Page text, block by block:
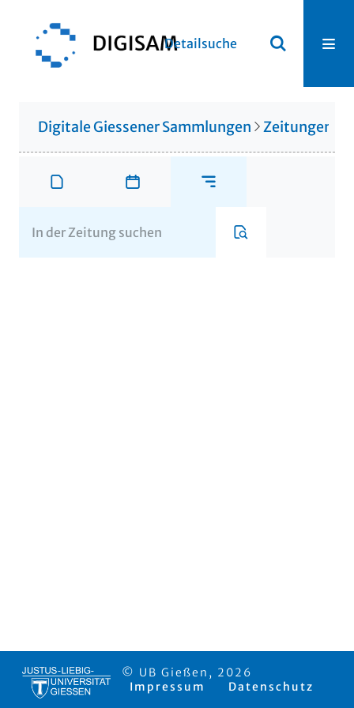
Detailsuche
Digitale Giessener Sammlungen Zeitungen
© UB Gießen, 2026
Impressum
Datenschutz